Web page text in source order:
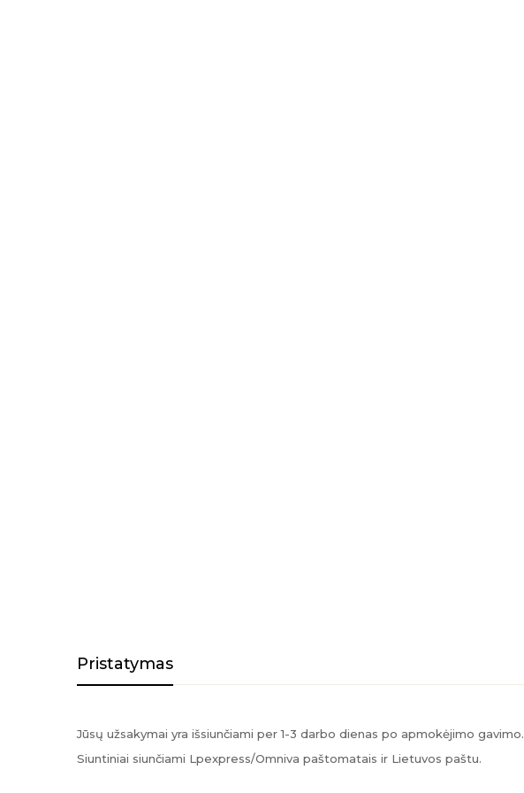
Pristatymas
Jūsų užsakymai yra išsiunčiami per 1-3 darbo dienas po apmokėjimo gavimo.
Siuntiniai siunčiami Lpexpress/Omniva paštomatais ir Lietuvos paštu.